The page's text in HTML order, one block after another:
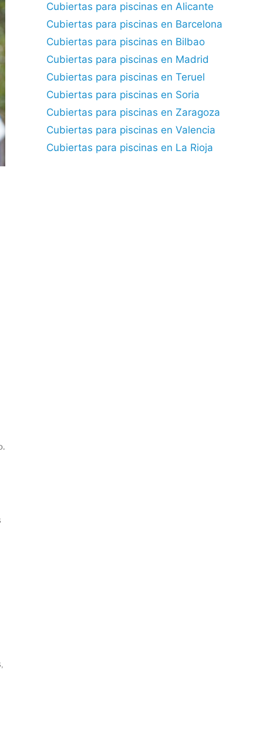
Cubiertas para piscinas en Alicante
Cubiertas para piscinas en Barcelona
Cubiertas para piscinas en Bilbao
Cubiertas para piscinas en Madrid
Cubiertas para piscinas en Teruel
Cubiertas para piscinas en Soria
Cubiertas para piscinas en Zaragoza
Cubiertas para piscinas en Valencia
Cubiertas para piscinas en La Rioja